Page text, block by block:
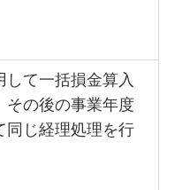
て一括損金算入
その後の事業年度
同じ経理処理を行